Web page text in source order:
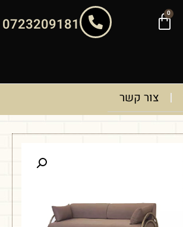
0
0723209181
צור קשר